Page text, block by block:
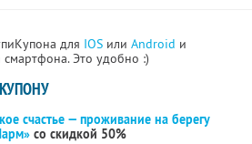
для IOS или Android и
смартфона. Это удобно :)
счастье — проживание на берегу
со скидкой 50%